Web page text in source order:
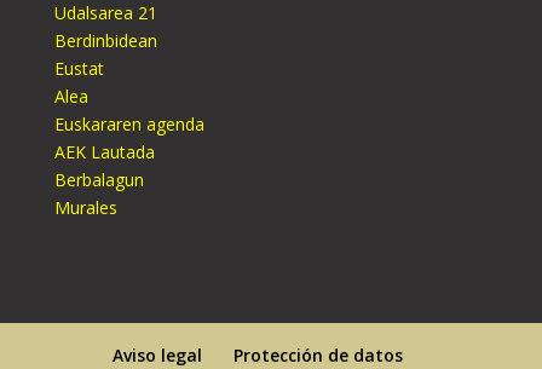
Udalsarea 21
Berdinbidean
Eustat
Alea
Euskararen agenda
AEK Lautada
Berbalagun
Murales
Aviso legal Protección de datos